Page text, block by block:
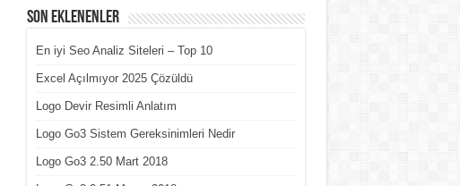
Son Eklenenler
En iyi Seo Analiz Siteleri – Top 10
Excel Açılmıyor 2025 Çözüldü
Logo Devir Resimli Anlatım
Logo Go3 Sistem Gereksinimleri Nedir
Logo Go3 2.50 Mart 2018